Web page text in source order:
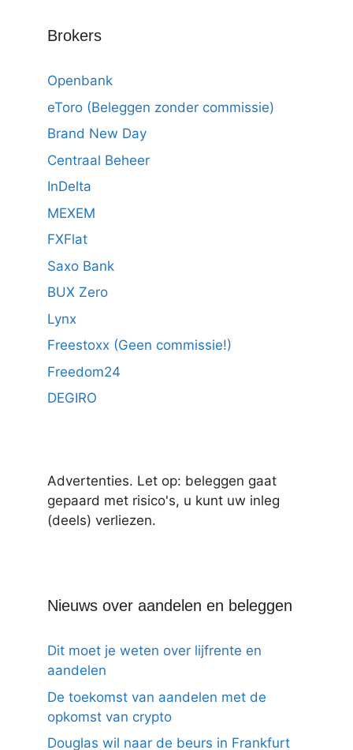
Brokers
Openbank
eToro (Beleggen zonder commissie)
Brand New Day
Centraal Beheer
InDelta
MEXEM
FXFlat
Saxo Bank
BUX Zero
Lynx
Freestoxx (Geen commissie!)
Freedom24
DEGIRO
Advertenties. Let op: beleggen gaat
gepaard met risico's, u kunt uw inleg
(deels) verliezen.
Nieuws over aandelen en beleggen
Dit moet je weten over lijfrente en
aandelen
De toekomst van aandelen met de
opkomst van crypto
Douglas wil naar de beurs in Frankfurt